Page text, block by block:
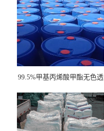
99.5%甲基丙烯酸甲酯无色透